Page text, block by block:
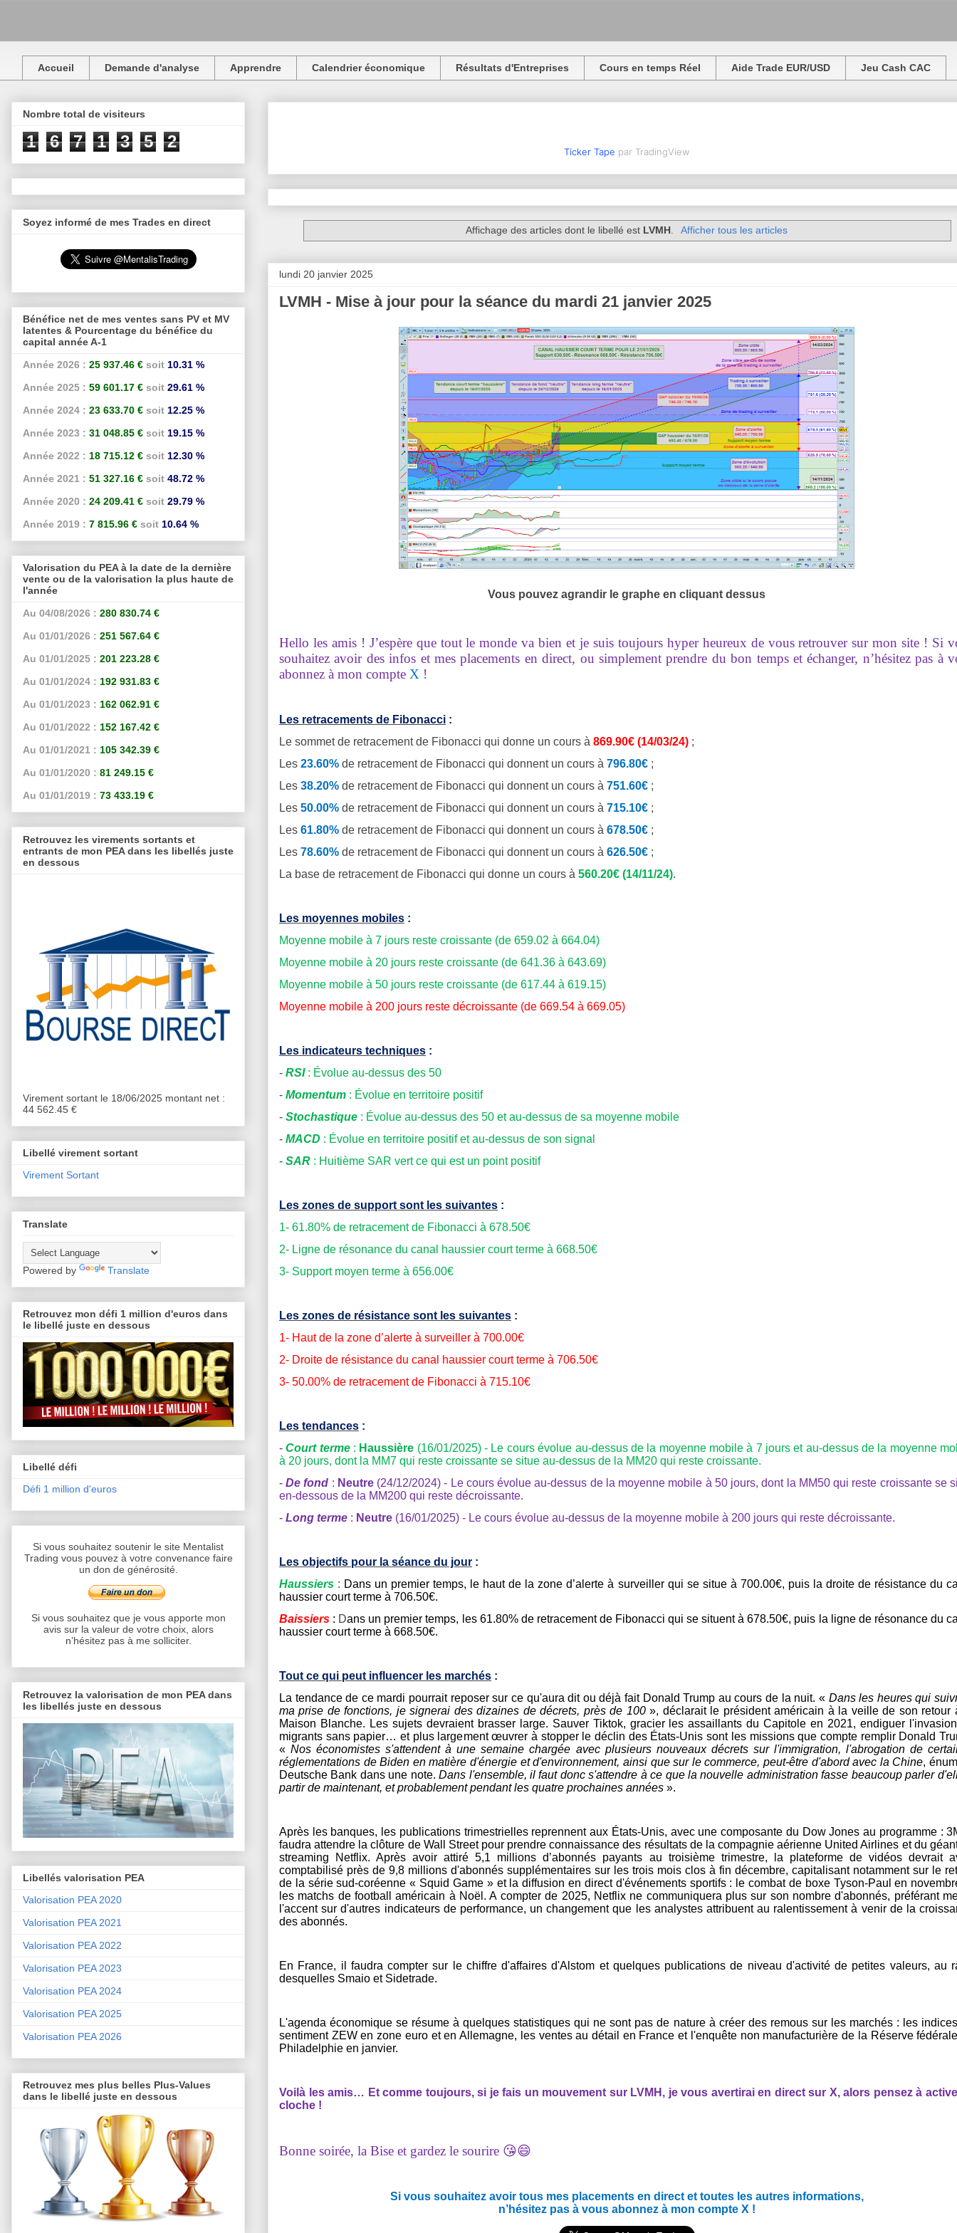
Accueil Demande d'analyse Apprendre Calendrier économique Résultats d'Entreprises Cours en temps Réel Aide Trade EUR/USD Jeu Cash CAC
Ticker Tape par TradingView
Affichage des articles dont le libellé est LVMH Afficher tous les articles
lundi 20 janvier 2025
LVMH - Mise à jour pour la séance du mardi 21 janvier 2025
Vous pouvez agrandir le graphe en cliquant dessus
Hello les amis ! J’espère que tout le monde va bien et je suis toujours hyper heureux de vous retrouver sur mon site ! Si
souhaitez avoir des infos et mes placements en direct, ou simplement prendre du bon temps et échanger, n’hésitez pas à
abonnez à mon compte X !
Les retracements de Fibonacci :
Le sommet de retracement de Fibonacci qui donne un cours à 869.90€ (14/03/24) ;
Les 23.60% de retracement de Fibonacci qui donnent un cours à 796.80€ ;
Les 38.20% de retracement de Fibonacci qui donnent un cours à 751.60€ ;
Les 50.00% de retracement de Fibonacci qui donnent un cours à 715.10€ ;
Les 61.80% de retracement de Fibonacci qui donnent un cours à 678.50€ ;
Les 78.60% de retracement de Fibonacci qui donnent un cours à 626.50€ ;
La base de retracement de Fibonacci qui donne un cours à 560.20€ (14/11/24).
Les moyennes mobiles :
Moyenne mobile à 7 jours reste croissante (de 659.02 à 664.04)
Moyenne mobile à 20 jours reste croissante (de 641.36 à 643.69)
Moyenne mobile à 50 jours reste croissante (de 617.44 à 619.15)
Moyenne mobile à 200 jours reste décroissante (de 669.54 à 669.05)
Les indicateurs techniques :
- RSI: Évolue au-dessus des 50
- Momentum : Évolue en territoire positif
- Stochastique : Évolue au-dessus des 50 et au-dessus de sa moyenne mobile
- MACD : Évolue en territoire positif et au-dessus de son signal
- SAR : Huitième SAR vert ce qui est un point positif
Les zones de support sont les suivantes :
1- 61.80% de retracement de Fibonacci à 678.50€
2- Ligne de résonance du canal haussier court terme à 668.50€
3- Support moyen terme à 656.00€
Les zones de résistance sont les suivantes :
1- Haut de la zone d’alerte à surveiller à 700.00€
2- Droite de résistance du canal haussier court terme à 706.50€
3- 50.00% de retracement de Fibonacci à 715.10€
Les tendances :
-Court terme: Haussière (16/01/2025) - Le cours évolue au-dessus de la moyenne mobile à 7 jours et au-dessus de la moyenne
à 20 jours, dont la MM7 qui reste croissante se situe au-dessus de la MM20 qui reste croissante.
-De fond : Neutre(24/12/2024) - Le cours évolue au-dessus de la moyenne mobile à 50 jours, dont la MM50 qui reste croissante se
en-dessous de la MM200 qui reste décroissante.
- Long terme : Neutre (16/01/2025) - Le cours évolue au-dessus de la moyenne mobile à 200 jours qui reste décroissante.
Les objectifs pour la séance du jour :
Haussiers : Dans un premier temps, le haut de la zone d’alerte à surveiller qui se situe à 700.00€, puis la droite de résistance du
haussier court terme à 706.50€.
Baissiers : Dans un premier temps, les 61.80% de retracement de Fibonacci qui se situent à 678.50€, puis la ligne de résonance du
haussier court terme à 668.50€.
Tout ce qui peut influencer les marchés :
La tendance de ce mardi pourrait reposer sur ce qu'aura dit ou déjà fait Donald Trump au cours de la nuit. « Dans les heures qui
ma prise de fonctions, je signerai des dizaines de décrets, près de 100», déclarait le président américain à la veille de son retour
Maison Blanche. Les sujets devraient brasser large. Sauver Tiktok, gracier les assaillants du Capitole en 2021, endiguer
migrants sans papier… et plus largement œuvrer à stopper le déclin des États-Unis sont les missions que compte remplir Donald
« Nos économistes s'attendent à une semaine chargée avec plusieurs nouveaux décrets sur l'immigration, l'abrogation de
réglementations de Biden en matière d'énergie et d'environnement, ainsi que sur le commerce, peut-être d'abord avec la Chine,
Deutsche Bank dans une note.Dans l'ensemble, il faut donc s'attendre à ce que la nouvelle administration fasse beaucoup parler
partir de maintenant, et probablement pendant les quatre prochaines années ».
Après les banques, les publications trimestrielles reprennent aux États-Unis, avec une composante du Dow Jones au programme :
faudra attendre la clôture de Wall Street pour prendre connaissance des résultats de la compagnie aérienne United Airlines et du
streaming Netflix. Après avoir attiré 5,1 millions d’abonnés payants au troisième trimestre, la plateforme de vidéos devrait
comptabilisé près de 9,8 millions d'abonnés supplémentaires sur les trois mois clos à fin décembre, capitalisant notamment sur le
de la série sud-coréenne « Squid Game » et la diffusion en direct d'événements sportifs : le combat de boxe Tyson-Paul en
les matchs de football américain à Noël. A compter de 2025, Netflix ne communiquera plus sur son nombre d'abonnés, préférant
l'accent sur d'autres indicateurs de performance, un changement que les analystes attribuent au ralentissement à venir de la
des abonnés.
En France, il faudra compter sur le chiffre d'affaires d'Alstom et quelques publications de niveau d'activité de petites valeurs, au
desquelles Smaio et Sidetrade.
L'agenda économique se résume à quelques statistiques qui ne sont pas de nature à créer des remous sur les marchés : les
sentiment ZEW en zone euro et en Allemagne, les ventes au détail en France et l'enquête non manufacturière de la Réserve
Philadelphie en janvier.
Voilà les amis… Et comme toujours, si je fais un mouvement sur LVMH, je vous avertirai en direct sur X, alors pensez à
cloche !
Bonne soirée, la Bise et gardez le sourire 😘😄
Si vous souhaitez avoir tous mes placements en direct et toutes les autres informations,
n’hésitez pas à vous abonnez à mon compte X !
Nombre total de visiteurs
1 6 7 1 3 5 2
Soyez informé de mes Trades en direct
Bénéfice net de mes ventes sans PV et MV
latentes & Pourcentage du bénéfice du
capital année A-1
Année 2026 : 25 937.46 € soit 10.31 %
Année 2025 : 59 601.17 € soit 29.61 %
Année 2024 : 23 633.70 € soit 12.25 %
Année 2023 : 31 048.85 € soit 19.15 %
Année 2022 : 18 715.12 € soit 12.30 %
Année 2021 : 51 327.16 € soit 48.72 %
Année 2020 : 24 209.41 € soit 29.79 %
Année 2019 : 7 815.96 € soit 10.64 %
Valorisation du PEA à la date de la dernière
vente ou de la valorisation la plus haute de
l'année
Au 04/08/2026 : 280 830.74 €
Au 01/01/2026 : 251 567.64 €
Au 01/01/2025 : 201 223.28 €
Au 01/01/2024 : 192 931.83 €
Au 01/01/2023 : 162 062.91 €
Au 01/01/2022 : 152 167.42 €
Au 01/01/2021 : 105 342.39 €
Au 01/01/2020 : 81 249.15 €
Au 01/01/2019 : 73 433.19 €
Retrouvez les virements sortants et
entrants de mon PEA dans les libellés juste
en dessous
Virement sortant le 18/06/2025 montant net :
44 562.45 €
Libellé virement sortant
Virement Sortant
Translate
Powered by Translate
Retrouvez mon défi 1 million d'euros dans
le libellé juste en dessous
Libellé défi
Défi 1 million d'euros
Si vous souhaitez soutenir le site Mentalist
Trading vous pouvez à votre convenance faire
un don de générosité.
Si vous souhaitez que je vous apporte mon
avis sur la valeur de votre choix, alors
n’hésitez pas à me solliciter.
Retrouvez la valorisation de mon PEA dans
les libellés juste en dessous
Libellés valorisation PEA
Valorisation PEA 2020
Valorisation PEA 2021
Valorisation PEA 2022
Valorisation PEA 2023
Valorisation PEA 2024
Valorisation PEA 2025
Valorisation PEA 2026
Retrouvez mes plus belles Plus-Values
dans le libellé juste en dessous